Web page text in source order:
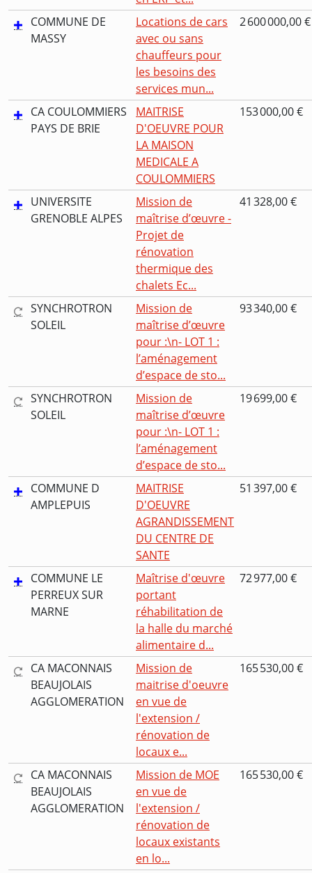
COMMUNE DE
MASSY
Locations de cars
avec ou sans
chauffeurs pour
les besoins des
services mun...
2 600 000,00 €
CA COULOMMIERS
PAYS DE BRIE
MAITRISE
D'OEUVRE POUR
LA MAISON
MEDICALE A
COULOMMIERS
153 000,00 €
UNIVERSITE
GRENOBLE ALPES
Mission de
maîtrise d’œuvre -
Projet de
rénovation
thermique des
chalets Ec...
41 328,00 €
SYNCHROTRON
SOLEIL
Mission de
maîtrise d’œuvre
pour :\n- LOT 1 :
l’aménagement
d’espace de sto...
93 340,00 €
SYNCHROTRON
SOLEIL
Mission de
maîtrise d’œuvre
pour :\n- LOT 1 :
l’aménagement
d’espace de sto...
19 699,00 €
COMMUNE D
AMPLEPUIS
MAITRISE
D'OEUVRE
AGRANDISSEMENT
DU CENTRE DE
SANTE
51 397,00 €
COMMUNE LE
PERREUX SUR
MARNE
Maîtrise d'œuvre
portant
réhabilitation de
la halle du marché
alimentaire d...
72 977,00 €
CA MACONNAIS
BEAUJOLAIS
AGGLOMERATION
Mission de
maitrise d'oeuvre
en vue de
l'extension /
rénovation de
locaux e...
165 530,00 €
CA MACONNAIS
BEAUJOLAIS
AGGLOMERATION
Mission de MOE
en vue de
l'extension /
rénovation de
locaux existants
en lo...
165 530,00 €